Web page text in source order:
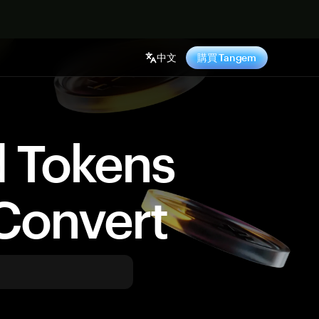
中文 購買 Tangem